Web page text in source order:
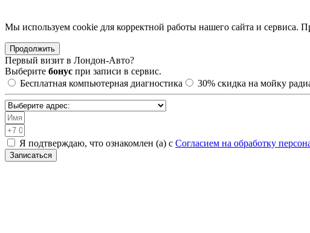
Мы используем cookie для корректной работы нашего сайта и сервиса.
Продолжить
Первый визит в Лондон-Авто?
Выберите бонус при записи в сервис.
Бесплатная компьютерная диагностика
30% скидка на мойку
Я подтверждаю, что ознакомлен (а) с Согласием на обработку
Записаться